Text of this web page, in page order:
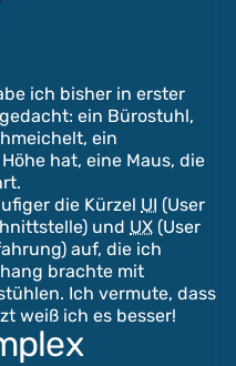
ich bisher in erster
ein Bürostuhl,
ein
hat, eine Maus, die
die Kürzel UI (User
und UX (User
auf, die ich
brachte mit
Ich vermute, dass
weiß ich es besser!